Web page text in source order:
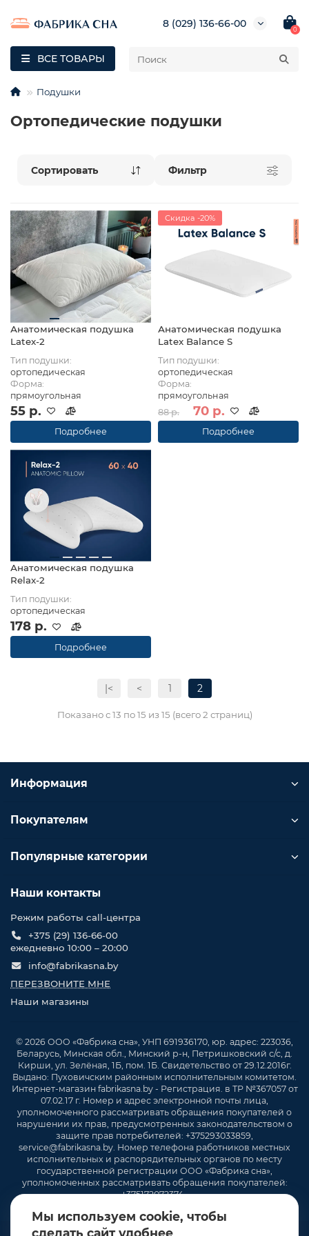
8 (029) 136-66-00
0
ВСЕ ТОВАРЫ
Подушки
Ортопедические подушки
Фильтр
Анатомическая подушка
Latex-2
Тип подушки:
ортопедическая
Форма:
прямоугольная
55 р.
Подробнее
Скидка -20%
Анатомическая подушка
Latex Balance S
Тип подушки:
ортопедическая
Форма:
прямоугольная
88 р.
70 р.
Подробнее
Анатомическая подушка
Relax-2
Тип подушки:
ортопедическая
178 р.
Подробнее
|< < 1 2
Показано с 13 по 15 из 15 (всего 2 страниц)
Мы используем cookie, чтобы
сделать сайт удобнее
Информация
Покупателям
Популярные категории
Наши контакты
Режим работы call-центра
+375 (29) 136-66-00
ежедневно 10:00 – 20:00
info@fabrikasna.by
ПЕРЕЗВОНИТЕ МНЕ
Наши магазины
© 2026 ООО «Фабрика сна», УНП 691936170, юр. адрес: 223036,
Беларусь, Минская обл., Минский р-н, Петришковский с/с, д.
Кирши, ул. Зелёная, 1Б, пом. 1Б. Свидетельство от 29.12.2016г.
Выдано: Пуховичским районным исполнительным комитетом.
Интернет-магазин fabrikasna.by - Регистрация. в ТР №367057 от
07.02.17 г. Номер и адрес электронной почты лица,
уполномоченного рассматривать обращения покупателей о
нарушении их прав, предусмотренных законодательством о
защите прав потребителей: +375293033859,
service@fabrikasna.by. Номер телефона работников местных
исполнительных и распорядительных органов по месту
государственной регистрации ООО «Фабрика сна»,
уполномоченных рассматривать обращения покупателей:
+375172072374 .